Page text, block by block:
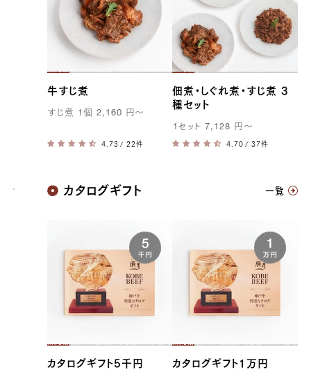
牛すじ煮
すじ煮 1 個 2,160 円〜
/ 22件
佃煮・しぐれ煮・すじ煮 3
種セット
1セット 7,128 円 〜
/ 37件
神戸牛
カタログギフト 一覧
カタログギフト5千円 カタログギフト1万円